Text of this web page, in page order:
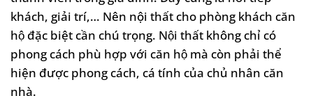
khách, giải trí,… Nên nội thất cho phòng khách căn
hộ đặc biệt cần chú trọng. Nội thất không chỉ có
phong cách phù hợp với căn hộ mà còn phải thể
hiện được phong cách, cá tính của chủ nhân căn
nhà.